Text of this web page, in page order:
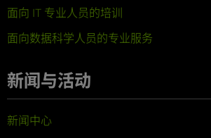
面向 IT 专业人员的培训
面向数据科学人员的专业服务
新闻与活动
新闻中心